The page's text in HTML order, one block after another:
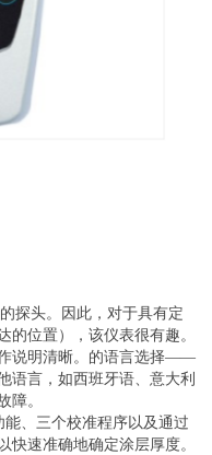
探头。因此，对于具有定
的位置），该仪表很有趣。
说明清晰。的语言选择——
语言，如西班牙语、意大利
障。
、三个校准程序以及通过
快速准确地确定涂层厚度。